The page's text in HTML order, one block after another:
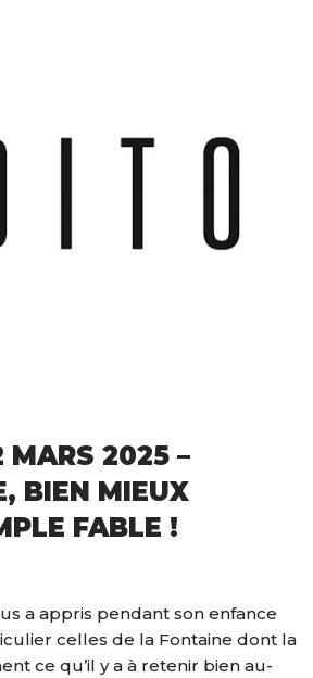
MARS 2025 –
BIEN MIEUX
FABLE !
a appris pendant son enfance
celles de la Fontaine dont la
ce qu’il y a à retenir bien au-